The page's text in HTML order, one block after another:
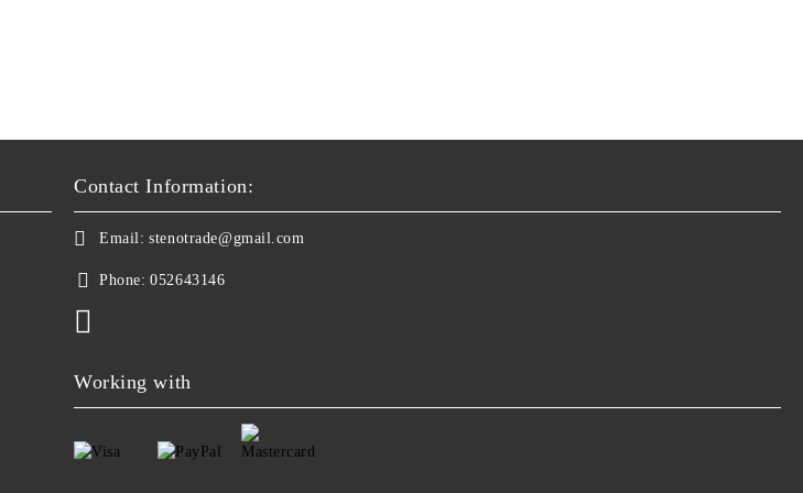
Contact Information:
Email: stenotrade@gmail.com
Phone: 052643146
Working with